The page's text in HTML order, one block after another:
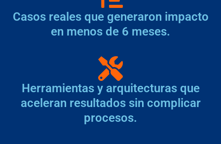
Casos reales que generaron impacto
en menos de 6 meses.
Herramientas y arquitecturas que
aceleran resultados sin complicar
procesos.